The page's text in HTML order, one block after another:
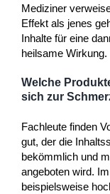
Mediziner
Effekt als jenes
Inhalte für eine
heilsame Wirkung.
Welche
sich zur
Fachleute finden
gut, der die
bekömmlich und
angeboten wird.
beispielsweise